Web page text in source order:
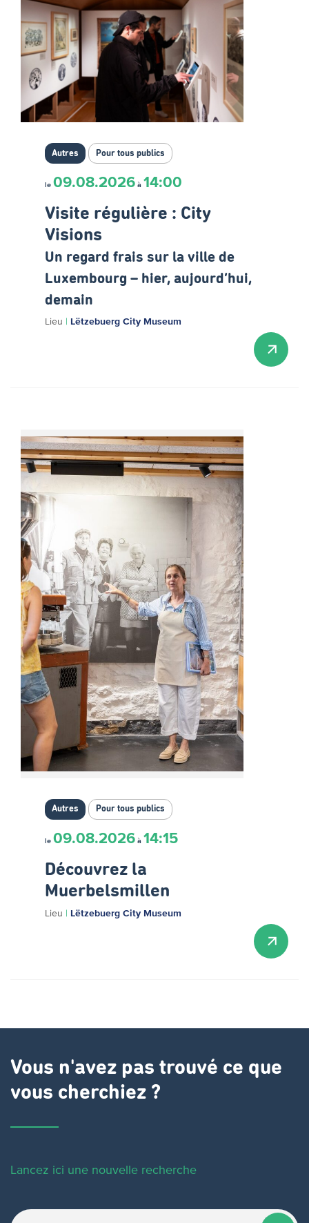
Autres Pour tous publics
le 09.08.2026 à 14:00
Visite régulière : City
Visions
Un regard frais sur la ville de
Luxembourg – hier, aujourd’hui,
demain
Lieu | Lëtzebuerg City Museum
Autres Pour tous publics
le 09.08.2026 à 14:15
Découvrez la
Muerbelsmillen
Lieu | Lëtzebuerg City Museum
Vous n'avez pas trouvé ce que
vous cherchiez ?
Lancez ici une nouvelle recherche